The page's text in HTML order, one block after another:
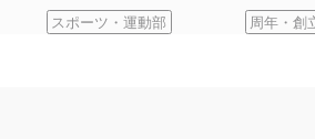
スポーツ・運動部 周年・創